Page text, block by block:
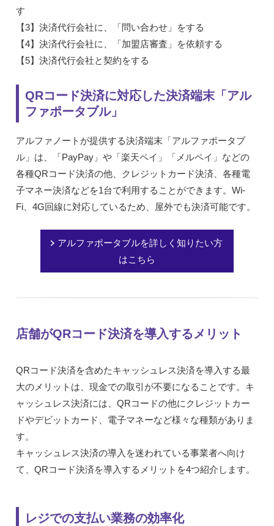
す
【3】決済代行会社に、「問い合わせ」をする
【4】決済代行会社に、「加盟店審査」を依頼する
【5】決済代行会社と契約をする
QRコード決済に対応した決済端末「アル
ファポータブル」
アルファノートが提供する決済端末「アルファポータブ
ル」は、「PayPay」や「楽天ペイ」「メルペイ」などの
各種QRコード決済の他、クレジットカード決済、各種電
子マネー決済などを1台で利用することができます。Wi-
Fi、4G回線に対応しているため、屋外でも決済可能です。
アルファポータブルを詳しく知りたい方
はこちら
店舗がQRコード決済を導入するメリット
QRコード決済を含めたキャッシュレス決済を導入する最
大のメリットは、現金での取引が不要になることです。キ
ャッシュレス決済には、QRコードの他にクレジットカー
ドやデビットカード、電子マネーなど様々な種類がありま
す。
キャッシュレス決済の導入を迷われている事業者へ向け
て、QRコード決済を導入するメリットを4つ紹介します。
レジでの支払い業務の効率化